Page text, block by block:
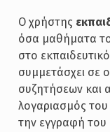
Ο χρήστης
όσα μαθήματα
στο
συμμετάσχει σε
συζητήσεων και
λογαριασμός του
την εγγραφή του